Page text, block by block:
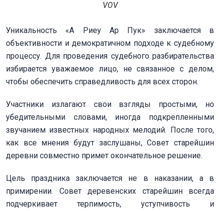
VOV
Уникальность «А Риеу Ар Пук» заключается в
объективности и демократичном подходе к судебному
процессу. Для проведения судебного разбирательства
избирается уважаемое лицо, не связанное с делом,
чтобы обеспечить справедливость для всех сторон.
Участники излагают свои взгляды простыми, но
убедительными словами, иногда подкрепленными
звучанием известных народных мелодий. После того,
как все мнения будут заслушаны, Совет старейшин
деревни совместно примет окончательное решение.
Цель праздника заключается не в наказании, а в
примирении. Cовет деревенских старейшин всегда
подчеркивает терпимость, уступчивость и